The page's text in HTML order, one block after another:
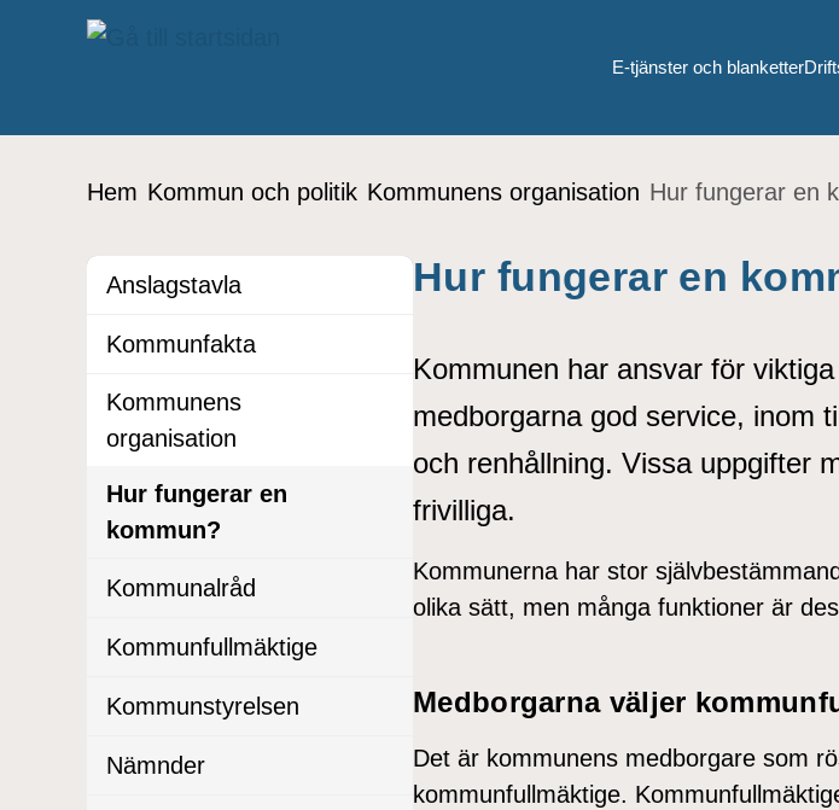
Gå till innehåll
till sidomeny
E-tjänster och blanketter
Du är här:
Hem Kommun och politik Kommunens organisation Hur fungerar en
Anslagstavla
Kommunfakta
Kommunens
organisation
Hur fungerar en
kommun?
Kommunalråd
Kommunfullmäktige
Kommunstyrelsen
Nämnder
Hur fungerar en
Kommunen har ansvar för
medborgarna god service, inom
och renhållning. Vissa uppgifter
frivilliga.
Kommunerna har stor
olika sätt, men många funktioner är
Medborgarna väljer
Det är kommunens medborgare som
kommunfullmäktige.